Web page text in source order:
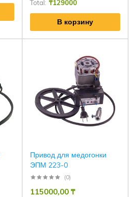
Total: ₸129000
В корзину
Привод для медогонки
ЭПМ 223-0
(0)
115000,00 ₸